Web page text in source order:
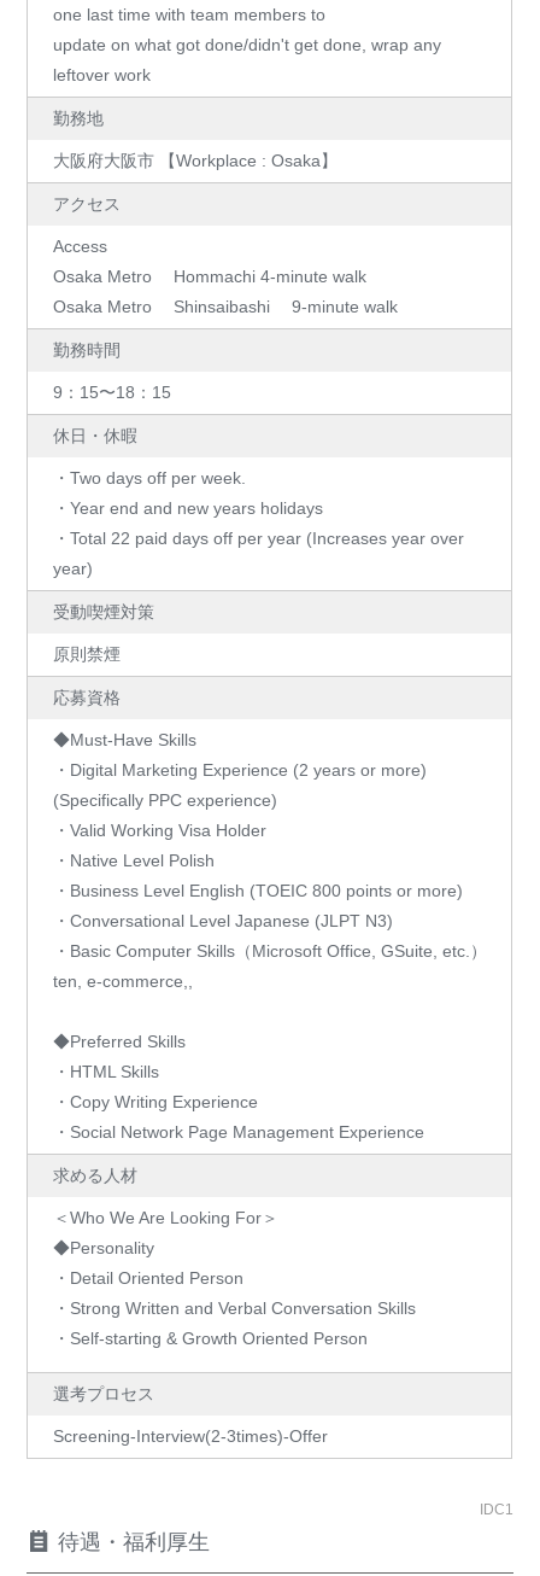
one last time with team members to
update on what got done/didn't get done, wrap any
leftover work
勤務地
大阪府大阪市 【Workplace : Osaka】
アクセス
Access
Osaka Metro Hommachi 4-minute walk
Osaka Metro Shinsaibashi 9-minute walk
勤務時間
9：15〜18：15
休日・休暇
・Two days off per week.
・Year end and new years holidays
・Total 22 paid days off per year (Increases year over
year)
受動喫煙対策
原則禁煙
応募資格
◆Must-Have Skills
・Digital Marketing Experience (2 years or more)
(Specifically PPC experience)
・Valid Working Visa Holder
・Native Level Polish
・Business Level English (TOEIC 800 points or more)
・Conversational Level Japanese (JLPT N3)
・Basic Computer Skills（Microsoft Office, GSuite, etc.）
ten, e-commerce,,
◆Preferred Skills
・HTML Skills
・Copy Writing Experience
・Social Network Page Management Experience
求める人材
＜Who We Are Looking For＞
◆Personality
・Detail Oriented Person
・Strong Written and Verbal Conversation Skills
・Self-starting & Growth Oriented Person
選考プロセス
Screening-Interview(2-3times)-Offer
IDC1
待遇・福利厚生